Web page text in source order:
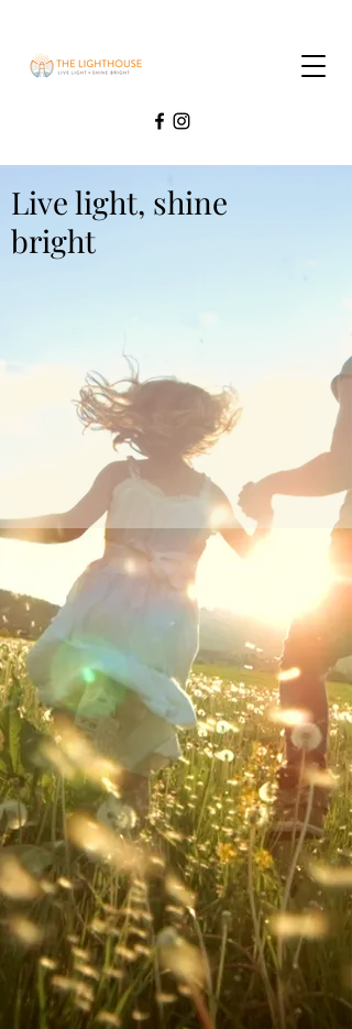
Live light, shine
bright